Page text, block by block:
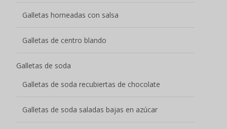
Galletas horneadas con salsa
Galletas de centro blando
Galletas de soda
Galletas de soda recubiertas de chocolate
Galletas de soda saladas bajas en azúcar